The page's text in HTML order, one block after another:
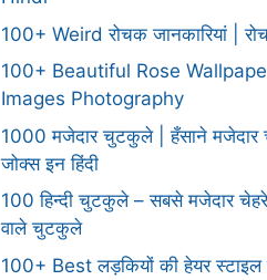
100+ Weird रोचक जानकारियां |
100+ Beautiful Rose
Images Photography
1000 मजेदार चुटकुले | हँसाने
जोक्स इन हिंदी
100 हिन्दी चुटकुले – सबसे मजेदार
वाले चुटकुले
100+ Best लड़कियों की हेयर स्टाइल